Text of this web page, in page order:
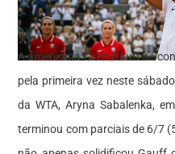
A americana Coco Gauff se
pela primeira vez neste
da WTA, Aryna Sabalenka,
terminou com parciais de 6/7